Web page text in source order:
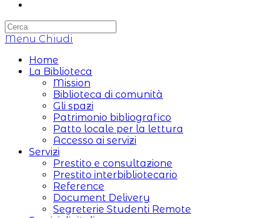
sul
web
Menu Chiudi
Home
La Biblioteca
Mission
Biblioteca di comunità
Gli spazi
Patrimonio bibliografico
Patto locale per la lettura
Accesso ai servizi
Servizi
Prestito e consultazione
Prestito interbibliotecario
Reference
Document Delivery
Segreterie Studenti Remote